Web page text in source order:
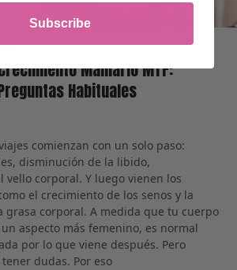
F
Mamario MTF:
Habituales
comienzan con un solo paso:
disminución de la libido,
vello corporal. Y luego vienen los
el crecimiento de los senos y la
grasa corporal. A medida que tu cuerpo
aspecto más femenino, es normal
por lo que viene después. Pero
dudas. Por eso
Subscribe